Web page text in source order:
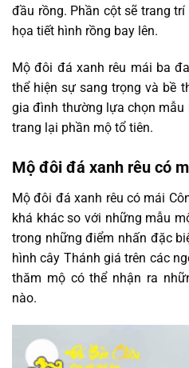
đầu rồng. Phần cột sẽ trang
họa tiết hình rồng bay lên.
Mộ đôi đá xanh rêu mái ba
thể hiện sự sang trọng và bề
gia đình thường lựa chọn mẫu
trang lại phần mộ tổ tiên.
Mộ đôi đá xanh rêu có
Mộ đôi đá xanh rêu có mái
khá khác so với những mẫu
trong những điểm nhấn đặc
hình cây Thánh giá trên các
thăm mộ có thể nhận ra
nào.